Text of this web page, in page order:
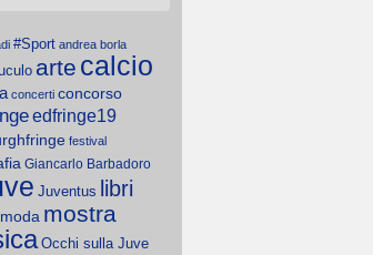
#Sport andrea borla
arte calcio
concerti concorso
edfringe19
festival
Giancarlo Barbadoro
Juventus libri
moda mostra
Occhi sulla Juve